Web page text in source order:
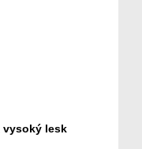
vysoký lesk